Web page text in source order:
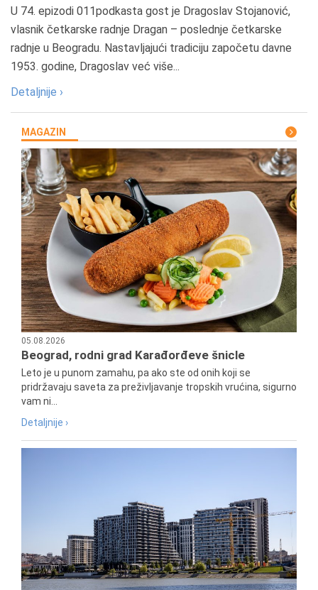
U 74. epizodi 011podkasta gost je Dragoslav Stojanović,
vlasnik četkarske radnje Dragan – poslednje četkarske
radnje u Beogradu. Nastavljajući tradiciju započetu davne
1953. godine, Dragoslav već više...
Detaljnije ›
MAGAZIN
05.08.2026
Beograd, rodni grad Karađorđeve šnicle
Leto je u punom zamahu, pa ako ste od onih koji se
pridržavaju saveta za preživljavanje tropskih vrućina, sigurno
vam ni...
Detaljnije ›